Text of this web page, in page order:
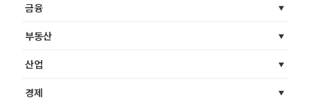
금융
부동산
산업
경제